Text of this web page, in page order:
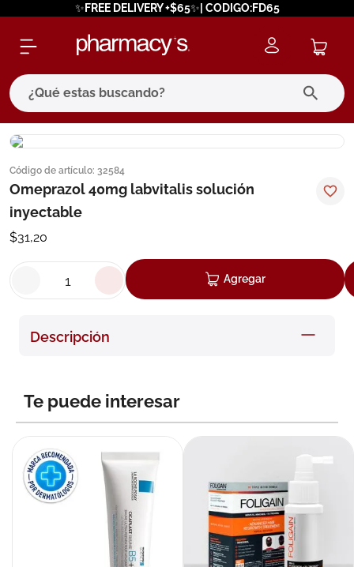
✨FREE DELIVERY +$65✨| CODIGO:FD65
¿Qué estas buscando?
Código de artículo: 32584
Omeprazol 40mg labvitalis solución
inyectable
$31,20
Agregar
Descripción
Te puede interesar
términos más buscados
1. eucerin
cerave
7. megacistin
9 isdin
10.neumoflux